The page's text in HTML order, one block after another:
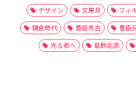
デザイン
文房具 フィ
鎌倉時代
豊臣秀吉 豊臣
光る君へ
葛飾北斎